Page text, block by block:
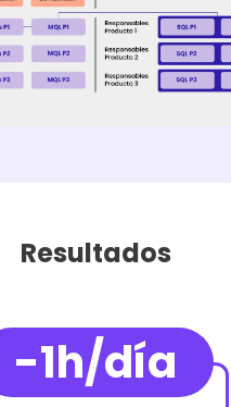
Resultados
-1h/día